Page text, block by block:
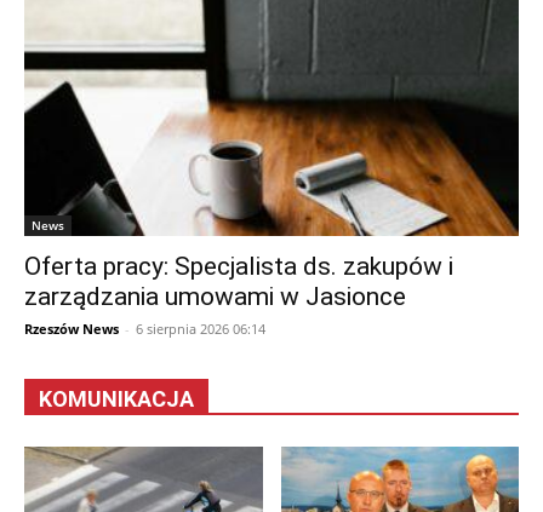
News
Oferta pracy: Specjalista ds. zakupów i
zarządzania umowami w Jasionce
Rzeszów News - 6 sierpnia 2026 06:14
KOMUNIKACJA